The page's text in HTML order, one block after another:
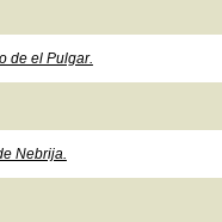
de el Pulgar.
Nebrija.